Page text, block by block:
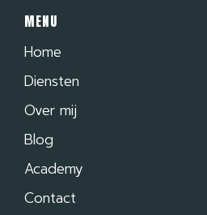
MENU
Home
Diensten
Over mij
Blog
Academy
Contact